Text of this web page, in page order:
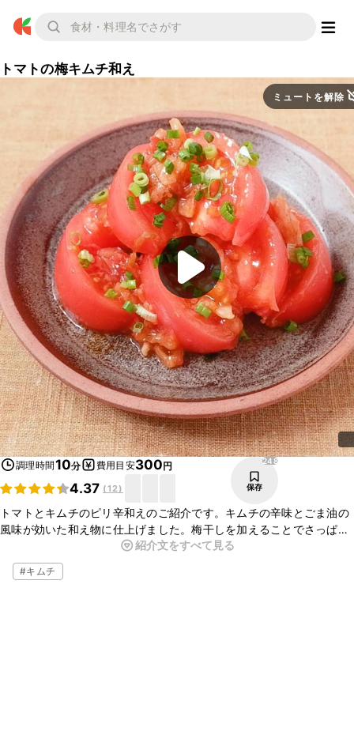
トマトの梅キムチ和え
ミュートを解除
調理時間10分 費用目安300円
4.37 (12)
248
保存
トマトとキムチのピリ辛和えのご紹介です。キムチの辛味とごま油の
風味が効いた和え物に仕上げました。梅干しを加えることでさっぱり
といただけますよ。お酒のおつまみにおすすめです。お手軽に作れる
のでぜひ、お試しくださいね。
紹介文をすべて見る
#キムチ